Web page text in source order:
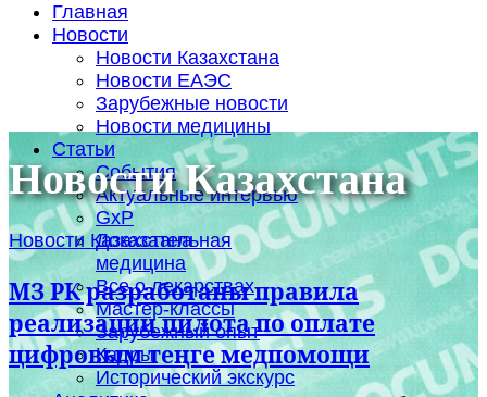
Главная
Новости
Новости Казахстана
Новости ЕАЭС
Зарубежные новости
Новости медицины
Статьи
События
Актуальные интервью
GxP
Доказательная
медицина
Все о лекарствах
Мастер-классы
Зарубежный опыт
Кадры
Исторический экскурс
Новости Казахстана
Новости Казахстана
МЗ РК разработаны правила
реализации пилота по оплате
цифровым теңге медпомощи